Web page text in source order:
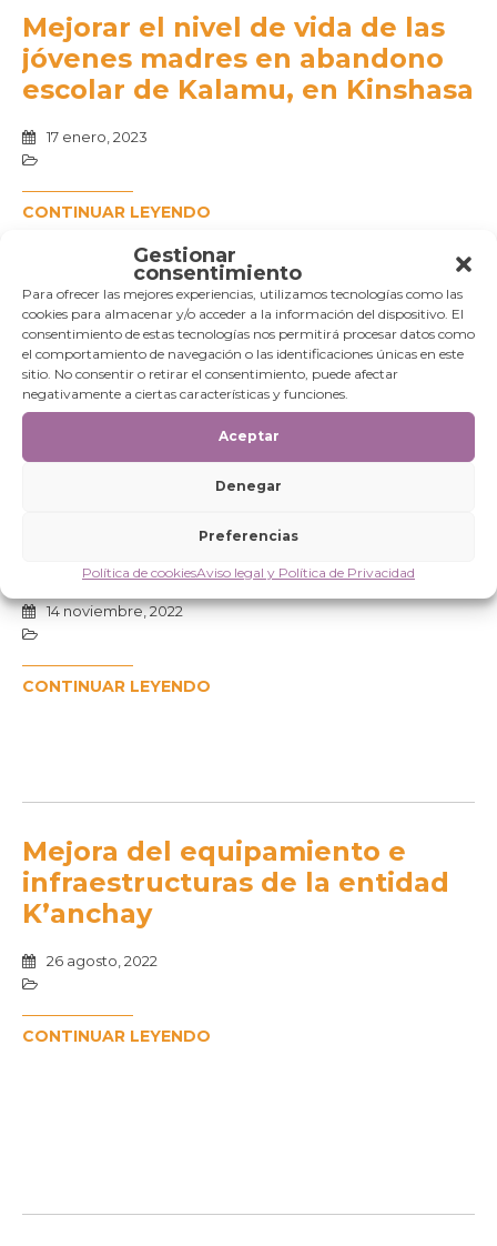
Gestionar
consentimiento
Para ofrecer las mejores experiencias, utilizamos tecnologías como las
cookies para almacenar y/o acceder a la información del dispositivo. El
consentimiento de estas tecnologías nos permitirá procesar datos como
el comportamiento de navegación o las identificaciones únicas en este
sitio. No consentir o retirar el consentimiento, puede afectar
negativamente a ciertas características y funciones.
Aceptar
Denegar
Preferencias
Política de cookiesAviso legal y Política de Privacidad
Mejorar el nivel de vida de las
jóvenes madres en abandono
escolar de Kalamu, en Kinshasa
17 enero, 2023
CONTINUAR LEYENDO
Educación de calidad para
niños y niñas de barrios
marginales (slums) y
comunidades tribales de
Bombay (Maharashtra)
14 noviembre, 2022
CONTINUAR LEYENDO
Mejora del equipamiento e
infraestructuras de la entidad
K’anchay
26 agosto, 2022
CONTINUAR LEYENDO